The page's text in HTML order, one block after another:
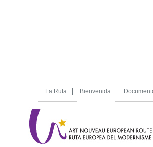
La Ruta Bienvenida